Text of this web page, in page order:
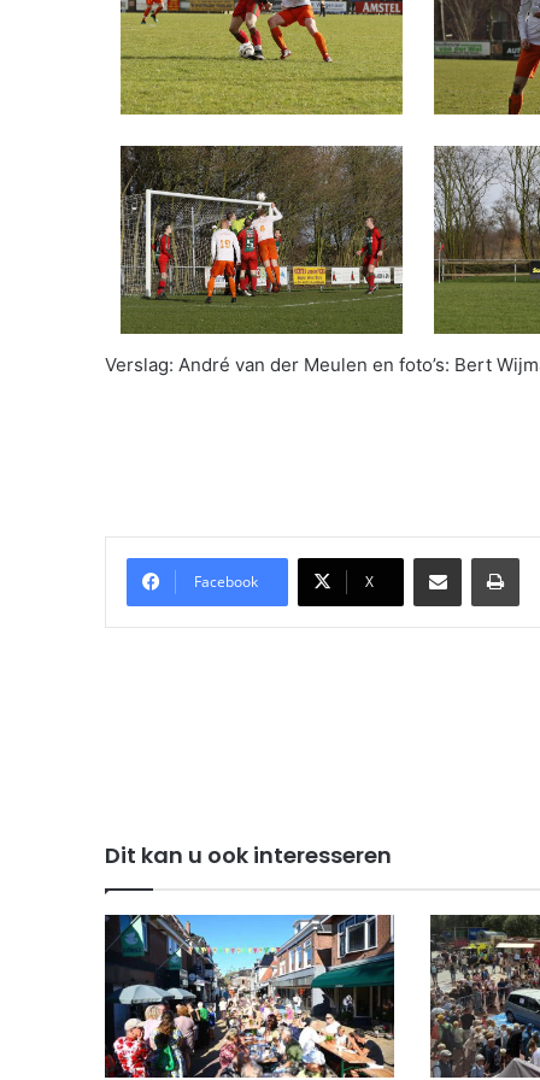
Verslag: André van der Meulen en foto’s: Bert
Facebook X
Delen via Email
Dit kan u ook interesseren